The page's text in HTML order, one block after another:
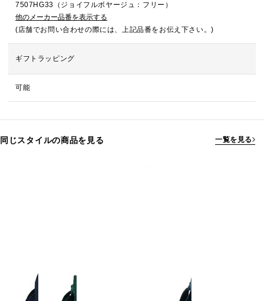
7507HG33（ジョイフルボヤージュ：フリー）
他のメーカー品番を表示する
(店舗でお問い合わせの際には、上記品番をお伝え下さい。)
ギフトラッピング
可能
同じスタイルの商品を見る 一覧を見る